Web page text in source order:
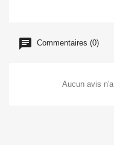
Commentaires (0)
Aucun avis